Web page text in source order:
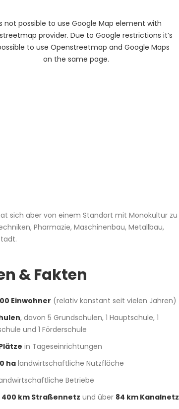
not possible to use Google Map element with
provider. Due to Google restrictions it’s
to use Openstreetmap and Google Maps
on the same page.
sich aber von einem Standort mit Monokultur zu
Pharmazie, Maschinenbau, Metallbau,
& Fakten
Einwohner (relativ konstant seit vielen Jahren)
, davon 5 Grundschulen, 1 Hauptschule, 1
und 1 Förderschule
in Tageseinrichtungen
halandwirtschaftliche Nutzfläche
Betriebe
400 km Straßennetz und über 84 km Kanalnetz